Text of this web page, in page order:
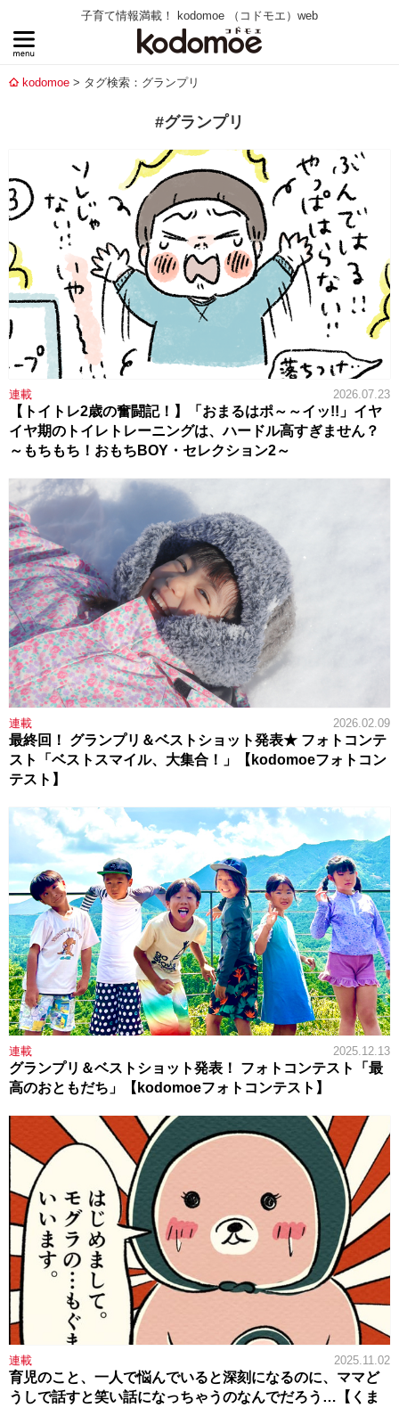
子育て情報満載！ kodomoe （コドモエ）web
kodomoe タグ検索：グランプリ
#グランプリ
連載 2026.07.23
【トイトレ2歳の奮闘記！】「おまるはポ～～イッ!!」イヤ
イヤ期のトイレトレーニングは、ハードル高すぎません？
～もちもち！おもちBOY・セレクション2～
連載 2026.02.09
最終回！ グランプリ＆ベストショット発表★ フォトコンテ
スト「ベストスマイル、大集合！」【kodomoeフォトコン
テスト】
連載 2025.12.13
グランプリ＆ベストショット発表！ フォトコンテスト「最
高のおともだち」【kodomoeフォトコンテスト】
連載 2025.11.02
育児のこと、一人で悩んでいると深刻になるのに、ママど
うしで話すと笑い話になっちゃうのなんでだろう…【くま